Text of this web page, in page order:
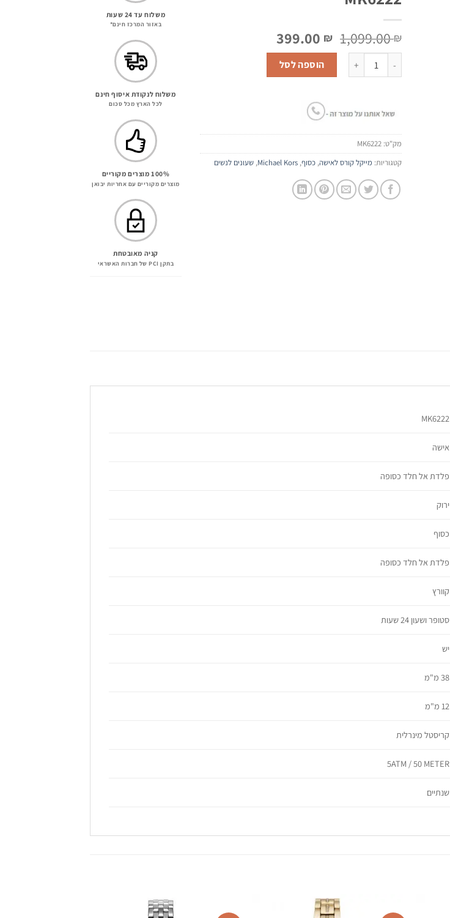
1,099.00₪ המחיר
המקורי
היה:
1,099.00 ₪.
399.00 ₪
הנוכחי
399.00 ₪.
כמות של שעון יד Michael Kors MK6222 הוספה לסל
מק"ט: MK6222
קטגוריות: מייקל קורס לאישה, כסוף,
Michael Kors
, שעונים לנשים
משלוח עד 24 שעות
באזור המרכז חינם*
משלוח לנקודת איסוף חינם
לכל הארץ מכל סכום
100% מוצרים מקוריים
מוצרים מקוריים עם אחריות יבואן
קניה מאובטחת
בתקן PCI של חברות האשראי
MK6222
אישה
פלדת אל חלד כסופה
ירוק
כסוף
פלדת אל חלד כסופה
קוורץ
סטופר ושעון 24 שעות
יש
38 מ"מ
12 מ"מ
קריסטל מינרלית
5ATM / 50 METER
שנתיים